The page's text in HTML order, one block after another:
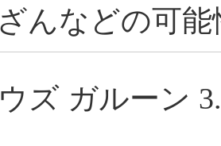
んなどの可
ズ ガルーン